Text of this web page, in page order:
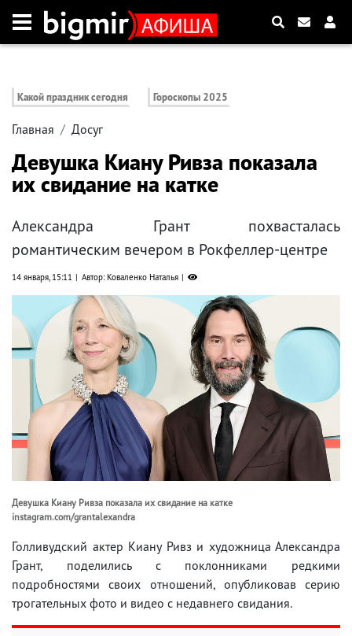
Какой праздник сегодня Гороскопы 2025
Главная Досуг
Девушка Киану Ривза показала
их свидание на катке
Александра Грант похвасталась
романтическим вечером в Рокфеллер-центре
14 января, 15:11 Автор: Коваленко Наталья
Девушка Киану Ривза показала их свидание на катке
instagram.com/grantalexandra
Голливудский актер Киану Ривз и художница Александра
Грант, поделились с поклонниками редкими
подробностями своих отношений, опубликовав серию
трогательных фото и видео с недавнего свидания.